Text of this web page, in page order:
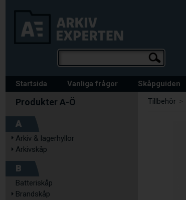
Startsida Vanliga frågor Skåpguiden
A
Arkiv & lagerhyllor
Arkivskåp
B
Batteriskåp
Brandskåp
Tillbehör